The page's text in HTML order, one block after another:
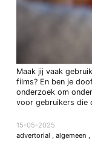
Maak jij vaak
films? En ben je
onderzoek om
voor gebruikers die
15-05-2025
advertorial , algemeen ,